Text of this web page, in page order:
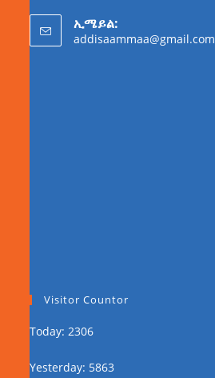
ኢሜይል:
addisaammaa@gmail.com
Visitor Countor
Today: 2306
Yesterday: 5863